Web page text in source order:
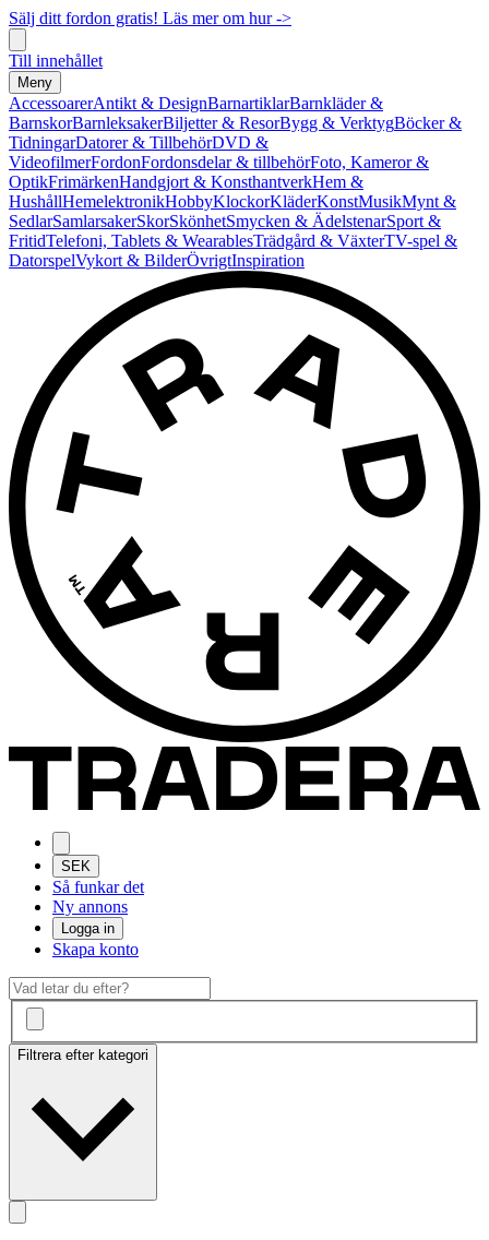
Sälj ditt fordon gratis! Läs mer om hur ->
Till innehållet
Meny
AccessoarerAntikt & DesignBarnartiklarBarnkläder &
BarnskorBarnleksakerBiljetter & ResorBygg & VerktygBöcker &
TidningarDatorer & TillbehörDVD &
VideofilmerFordonFordonsdelar & tillbehörFoto, Kameror &
OptikFrimärkenHandgjort & KonsthantverkHem &
HushållHemelektronikHobbyKlockorKläderKonstMusikMynt &
SedlarSamlarsakerSkorSkönhetSmycken & ÄdelstenarSport &
FritidTelefoni, Tablets & WearablesTrädgård & VäxterTV-spel &
DatorspelVykort & BilderÖvrigtInspiration
SEK
Så funkar det
Ny annons
Logga in
Skapa konto
Filtrera efter kategori